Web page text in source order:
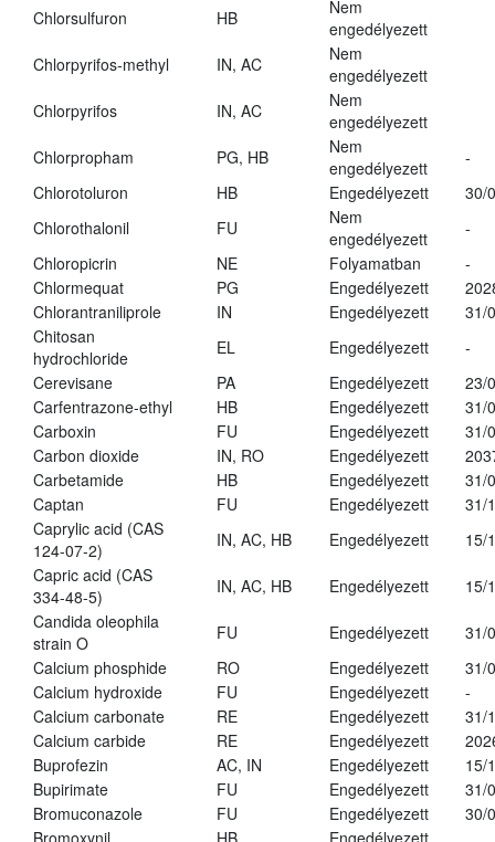
Chlorsulfuron
HB
Nem
engedélyezett
Chlorpyrifos-methyl
IN, AC
Nem
engedélyezett
Chlorpyrifos
IN, AC
Nem
engedélyezett
Chlorpropham
PG, HB
Nem
engedélyezett
-
Chlorotoluron
HB Engedélyezett
30/
Chlorothalonil
FU
Nem
engedélyezett
-
Chloropicrin
NE Folyamatban
-
Chlormequat
PG Engedélyezett
Chlorantraniliprole
IN Engedélyezett
31/
Chitosan
hydrochloride
EL Engedélyezett
-
Cerevisane
PA Engedélyezett
23/
Carfentrazone-ethyl
HB Engedélyezett
31/
Carboxin
FU Engedélyezett
31/
Carbon dioxide
IN, RO Engedélyezett
Carbetamide
HB Engedélyezett
31/
Captan
FU Engedélyezett
31/
Caprylic acid (CAS
124-07-2)
IN, AC, HB Engedélyezett
15/
Capric acid (CAS
334-48-5)
IN, AC, HB Engedélyezett
15/
Candida oleophila
strain O
FU Engedélyezett
31/
Calcium phosphide
RO Engedélyezett
31/
Calcium hydroxide
FU Engedélyezett
-
Calcium carbonate
RE Engedélyezett
31/
Calcium carbide
RE Engedélyezett
Buprofezin
AC, IN Engedélyezett
15/
Bupirimate
FU Engedélyezett
31/
Bromuconazole
FU Engedélyezett
30/